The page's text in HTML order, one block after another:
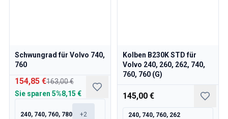
Schwungrad für Volvo 740,
760
154,85 €163,00 €
Sie sparen 5%8,15 €
240, 740, 760, 780 +2
Kolben B230K STD für
Volvo 240, 260, 262, 740,
760, 760 (G)
145,00 €
240, 740, 760, 262